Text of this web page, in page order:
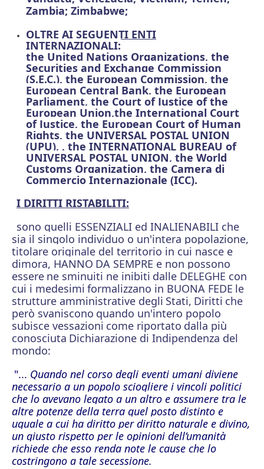
Zambia; Zimbabwe;
OLTRE AI SEGUENTI ENTI
INTERNAZIONALI:
the United Nations Organizations, the
Securities and Exchange Commission
(S.E.C.), the European Commission, the
European Central Bank, the European
Parliament, the Court of Justice of the
European Union,the International Court
of Justice, the European Court of Human
Rights, the UNIVERSAL POSTAL UNION
(UPU), , the INTERNATIONAL BUREAU of
UNIVERSAL POSTAL UNION, the World
Customs Organization, the Camera di
Commercio Internazionale (ICC).
I DIRITTI RISTABILITI:
sono quelli ESSENZIALI ed INALIENABILI che
sia il singolo individuo o un'intera popolazione,
titolare originale del territorio in cui nasce e
dimora, HANNO DA SEMPRE e non possono
essere ne sminuiti ne inibiti dalle DELEGHE con
cui i medesimi formalizzano in BUONA FEDE le
strutture amministrative degli Stati, Diritti che
però svaniscono quando un'intero popolo
subisce vessazioni come riportato dalla più
conosciuta Dichiarazione di Indipendenza del
mondo:
"... Quando nel corso degli eventi umani diviene
necessario a un popolo sciogliere i vincoli politici
che lo avevano legato a un altro e assumere tra le
altre potenze della terra quel posto distinto e
uguale a cui ha diritto per diritto naturale e divino,
un giusto rispetto per le opinioni dell’umanità
richiede che esso renda note le cause che lo
costringono a tale secessione.